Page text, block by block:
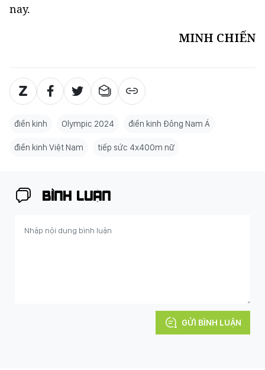
nay.
MINH CHIẾN
điền kinh Olympic 2024 điền kinh Đông Nam Á
điền kinh Việt Nam tiếp sức 4x400m nữ
BÌNH LUẬN
GỬI BÌNH LUẬN